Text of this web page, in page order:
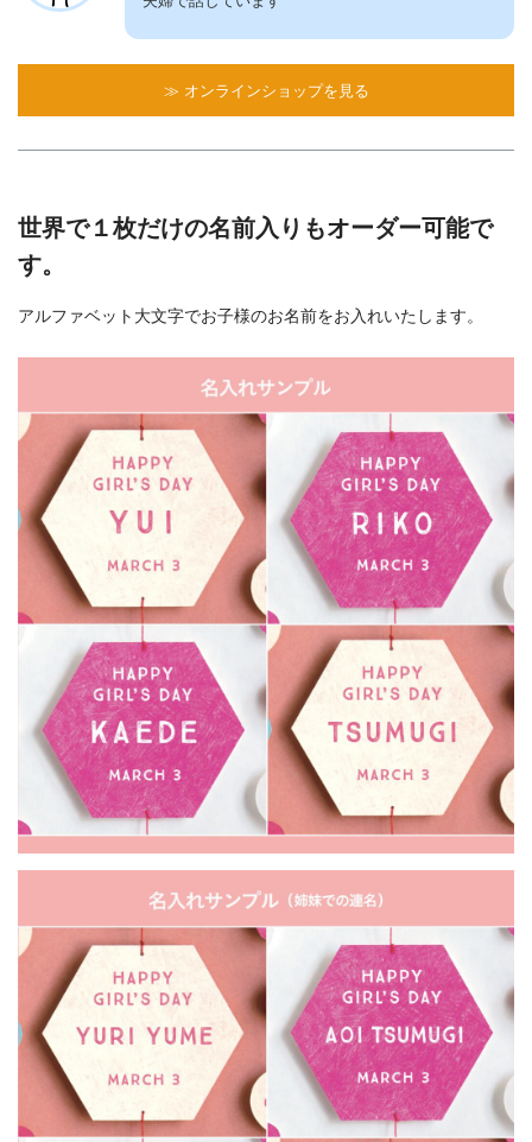
≫ オンラインショップを見る
世界で１枚だけの名前入りもオーダー可能で
す。
アルファベット大文字でお子様のお名前をお入れいたします。